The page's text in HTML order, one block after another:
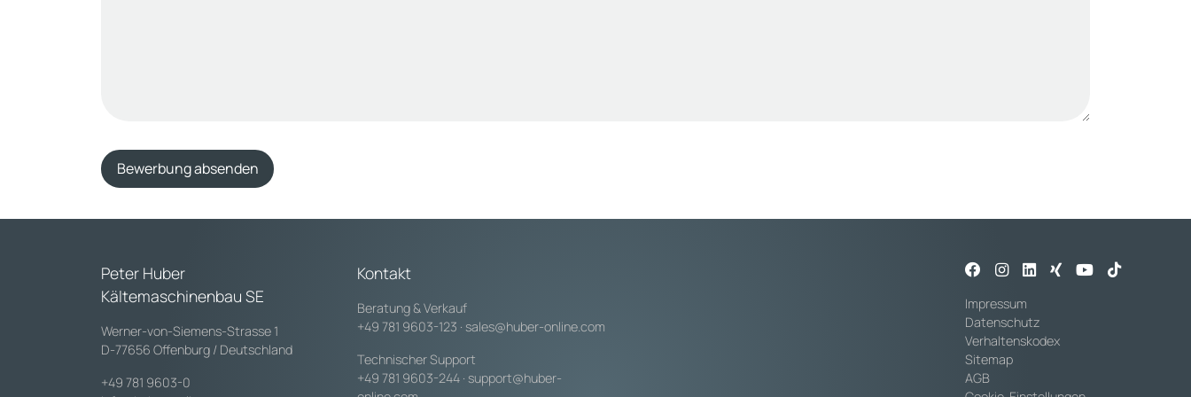
Bewerbung absenden
Peter Huber
Kältemaschinenbau SE
Werner-von-Siemens-Strasse 1
D-77656 Offenburg / Deutschland
+49 781 9603-0
Kontakt
Beratung & Verkauf
+49 781 9603-123 · sales@huber-online.com
Technischer Support
+49 781 9603-244 · support@huber-
Impressum
Datenschutz
Verhaltenskodex
Sitemap
AGB